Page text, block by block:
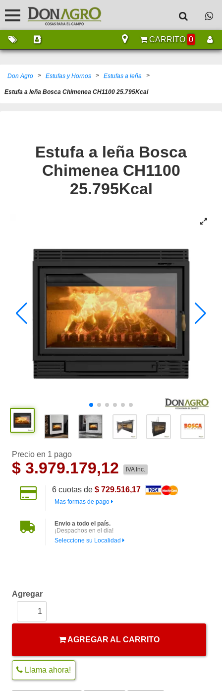
CARRITO 0
Don Agro > Estufas y Hornos > Estufas a leña >
Estufa a leña Bosca Chimenea CH1100 25.795Kcal
Estufa a leña Bosca
Chimenea CH1100
25.795Kcal
Precio en 1 pago
$3.979.179,12 IVA Inc.
6cuotas de $ 729.516,17
Mas formas de pago
Envio a todo el país.
¡Despachos en el día!
Seleccione su Localidad
Agregar
AGREGAR AL CARRITO
Llama ahora!